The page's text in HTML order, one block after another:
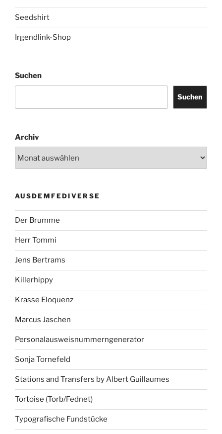
Seedshirt
Irgendlink-Shop
Suchen
Suchen
Archiv
AUSDEMFEDIVERSE
Der Brumme
Herr Tommi
Jens Bertrams
Killerhippy
Krasse Eloquenz
Marcus Jaschen
Personalausweisnummerngenerator
Sonja Tornefeld
Stations and Transfers by Albert Guillaumes
Tortoise (Torb/Fednet)
Typografische Fundstücke